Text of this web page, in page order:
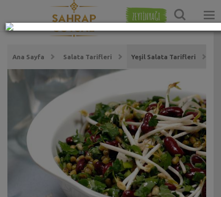
ZEYTİNYAĞI
Ana Sayfa Salata Tarifleri Yeşil Salata Tarifleri